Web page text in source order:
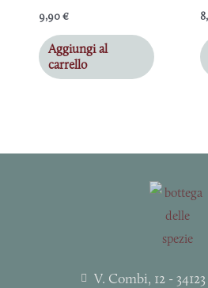
9,90€
Aggiungi al
carrello
V. Combi, 12 -